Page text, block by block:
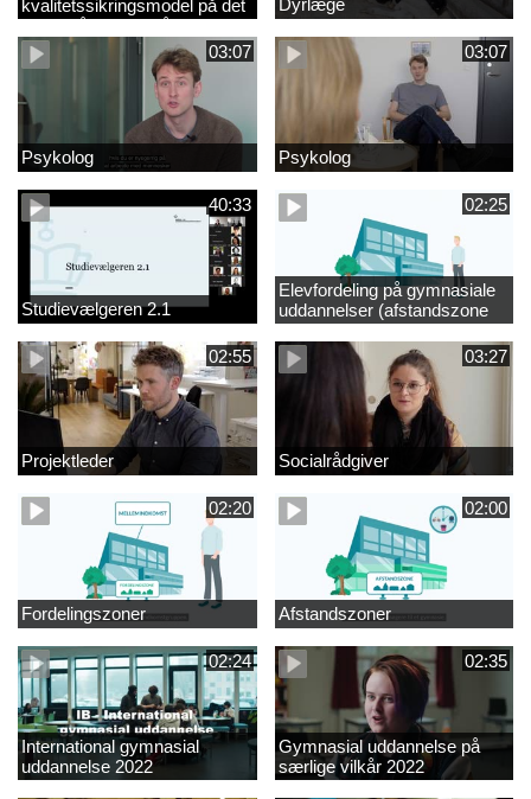
kvalitetssikringsmodel på det
videregående område
Dyrlæge
03:07
Psykolog
03:07
Psykolog
40:33
Studievælgeren 2.1
02:25
Elevfordeling på gymnasiale
uddannelser (afstandszone
redigeret)
02:55
Projektleder
03:27
Socialrådgiver
02:20
Fordelingszoner
02:00
Afstandszoner
02:24
International gymnasial
uddannelse 2022
02:35
Gymnasial uddannelse på
særlige vilkår 2022